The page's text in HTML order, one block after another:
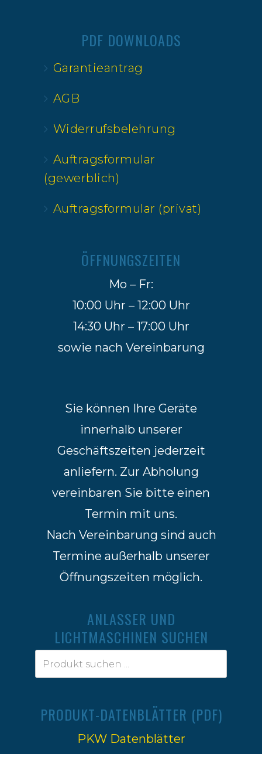
PDF DOWNLOADS
Garantieantrag
AGB
Widerrufsbelehrung
Auftragsformular
(gewerblich)
Auftragsformular (privat)
ÖFFNUNGSZEITEN
Mo – Fr:
10:00 Uhr – 12:00 Uhr
14:30 Uhr – 17:00 Uhr
sowie nach Vereinbarung
Sie können Ihre Geräte
innerhalb unserer
Geschäftszeiten jederzeit
anliefern. Zur Abholung
vereinbaren Sie bitte einen
Termin mit uns.
Nach Vereinbarung sind auch
Termine außerhalb unserer
Öffnungszeiten möglich.
ANLASSER UND
LICHTMASCHINEN SUCHEN
PRODUKT-DATENBLÄTTER (PDF)
PKW Datenblätter